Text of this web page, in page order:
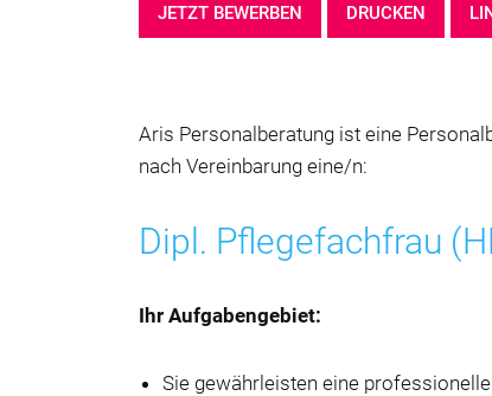
JETZT BEWERBEN DRUCKEN
Aris Personalberatung ist eine
nach Vereinbarung eine/n:
Dipl. Pflegefachfrau
Ihr Aufgabengebiet:
Sie gewährleisten eine